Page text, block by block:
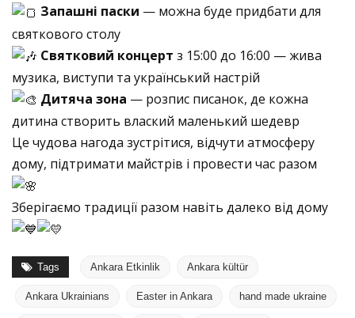
Запашні паски — можна буде придбати для
святкового столу
Святковий концерт з 15:00 до 16:00 — жива
музика, виступи та український настрій
Дитяча зона — розпис писанок, де кожна
дитина створить влаский маленький шедевр
Це чудова нагода зустрітися, відчути атмосферу
дому, підтримати майстрів і провести час разом
Зберігаємо традиції разом навіть далеко від дому
Tags Ankara Etkinlik Ankara kültür
Ankara Ukrainians Easter in Ankara hand made ukraine